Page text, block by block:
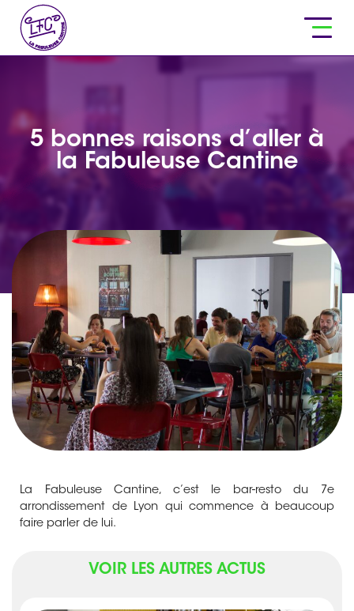
5 bonnes raisons d’aller à
la Fabuleuse Cantine
La Fabuleuse Cantine, c’est le bar-resto du 7e
arrondissement de Lyon qui commence à beaucoup
faire parler de lui.
VOIR LES AUTRES ACTUS